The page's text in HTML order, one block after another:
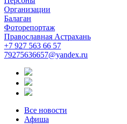
Организации
Балаган
Фоторепортаж
Православная Астрахань
+7 927 563 66 57
79275636657@yandex.ru
Все новости
Афиша